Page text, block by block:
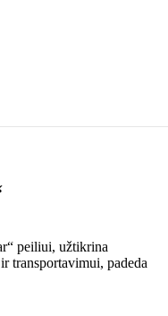
peiliui, užtikrina
transportavimui, padeda